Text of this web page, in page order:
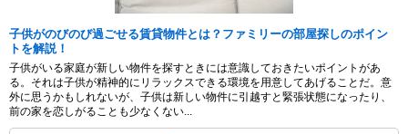
子供がのびのび過ごせる賃貸物件とは？ファミリーの部屋探しのポイン
トを解説！
子供がいる家庭が新しい物件を探すときには意識しておきたいポイントがあ
る。それは子供が精神的にリラックスできる環境を用意してあげることだ。意
外に思うかもしれないが、子供は新しい物件に引越すと緊張状態になったり、
前の家を恋しがることも少なくない...